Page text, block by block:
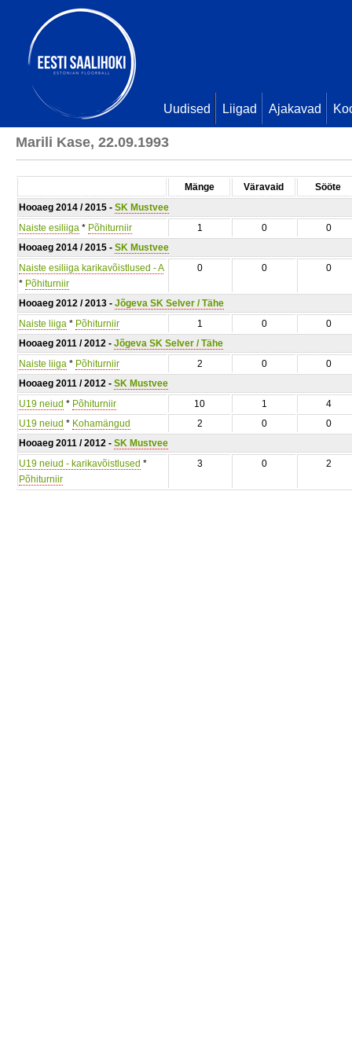
Uudised Liigad Ajakavad
Marili Kase, 22.09.1993
Mänge Väravaid
Sööte
Hooaeg 2014 / 2015 - SK Mustvee
Naiste esiliiga * Põhiturniir 1 0
0
Hooaeg 2014 / 2015 - SK Mustvee
Naiste esiliiga karikavõistlused - A
* Põhiturniir
0 0 0
Hooaeg 2012 / 2013 - Jõgeva SK Selver / Tähe
Naiste liiga * Põhiturniir 1 0
0
Hooaeg 2011 / 2012 - Jõgeva SK Selver / Tähe
Naiste liiga * Põhiturniir 2 0
0
Hooaeg 2011 / 2012 - SK Mustvee
U19 neiud * Põhiturniir 10 1
4
U19 neiud * Kohamängud 2 0
0
Hooaeg 2011 / 2012 - SK Mustvee
U19 neiud - karikavõistlused *
Põhiturniir
3 0 2